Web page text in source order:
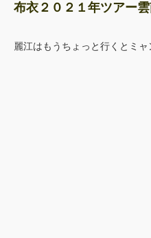
布衣２０２１年ツアー
麗江はもうちょっと行くとミ